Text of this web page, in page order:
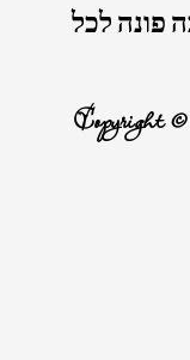
פונה לכל
Copyright